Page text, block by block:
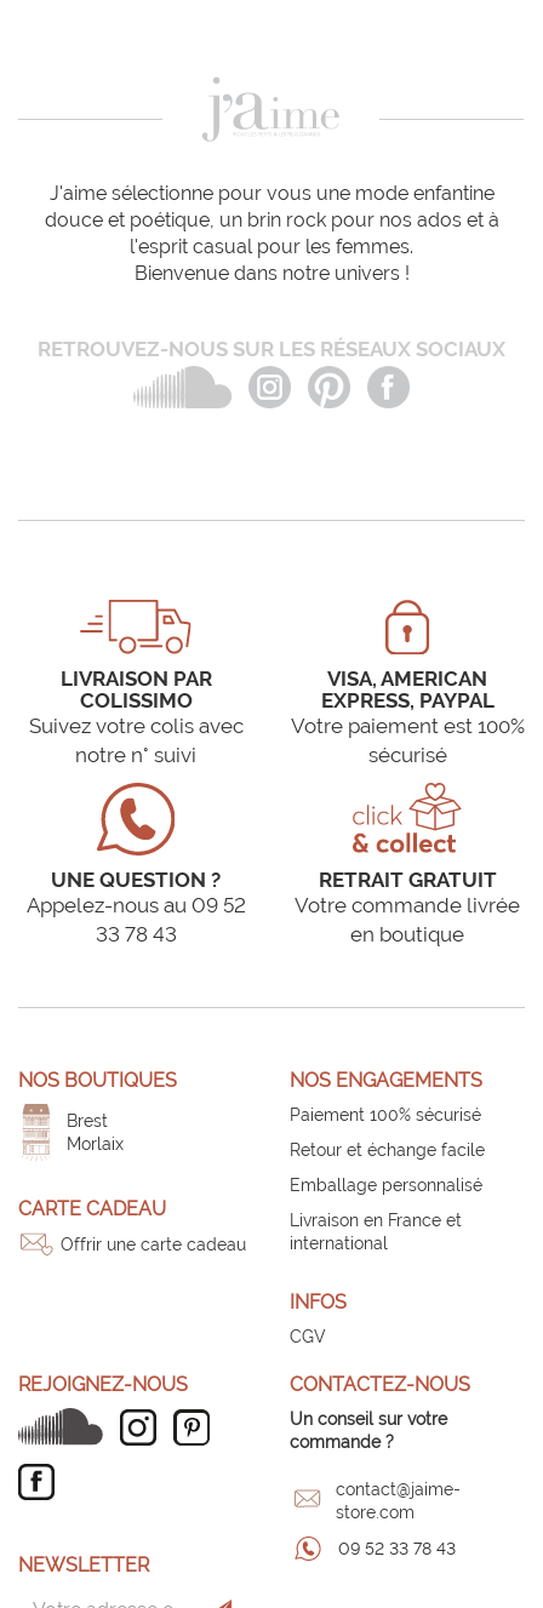
J'aime sélectionne pour vous une mode enfantine
douce et poétique, un brin rock pour nos ados et à
l'esprit casual pour les femmes.
Bienvenue dans notre univers !
RETROUVEZ-NOUS SUR LES RÉSEAUX SOCIAUX
LIVRAISON PAR
COLISSIMO
Suivez votre colis avec
notre n° suivi
VISA, AMERICAN
EXPRESS, PAYPAL
Votre paiement est 100%
sécurisé
UNE QUESTION ?
Appelez-nous au 09 52
33 78 43
RETRAIT GRATUIT
Votre commande livrée
en boutique
NOS BOUTIQUES
Brest
Morlaix
CARTE CADEAU
Offrir une carte cadeau
NOS ENGAGEMENTS
Paiement 100% sécurisé
Retour et échange facile
Emballage personnalisé
Livraison en France et
international
INFOS
CGV
REJOIGNEZ-NOUS
NEWSLETTER
CONTACTEZ-NOUS
Un conseil sur votre
commande ?
contact@jaime-
store.com
09 52 33 78 43